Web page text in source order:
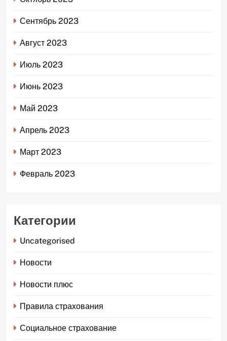
Сентябрь 2023
Август 2023
Июль 2023
Июнь 2023
Май 2023
Апрель 2023
Март 2023
Февраль 2023
Категории
Uncategorised
Новости
Новости плюс
Правила страхования
Социальное страхование